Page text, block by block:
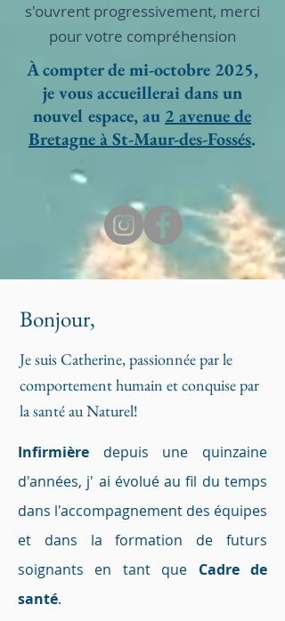
À compter de mi-octobre 2025,
je vous accueillerai dans un
nouvel espace, au 2 avenue de
Bretagne à St-Maur-des-Fossés.
s'ouvrent progressivement, merci
pour votre compréhension
Bonjour,
Je suis Catherine, passionnée par le
comportement humain et conquise par
la santé au Naturel!
Infirmière depuis une quinzaine
d'années, j' ai évolué au fil du temps
dans l'accompagnement des équipes
et dans la formation de futurs
soignants en tant que Cadre de
santé.